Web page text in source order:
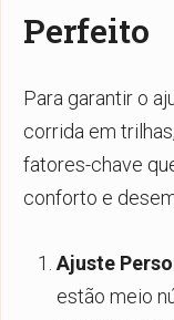
Perfeito
Para garantir o
corrida em
fatores-chave
conforto e
Ajuste
estão meio